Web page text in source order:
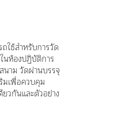
ใช้สำหรับการวัด
นห้องปฏิบัติการ
นาม วัดผ่านบรรจุ
เพื่อควบคุม
วกันและตัวอย่าง